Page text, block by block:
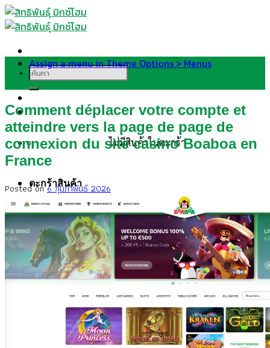
Skip
to
ค้นหา:
ไม่มีสินค้าในตะกร้า
ตะกร้าสินค้า
ไม่มีสินค้าในตะกร้า
Assign a menu in Theme Options > Menus
Comment déplacer votre compte et
atteindre vers la page de page de
connexion du site casino Boaboa en
France
Posted on6 กุมภาพันธ์ 2026